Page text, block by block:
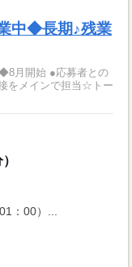
中◆長期♪残業
月開始 ●応募者との
をメインで担当☆トー
：00）...